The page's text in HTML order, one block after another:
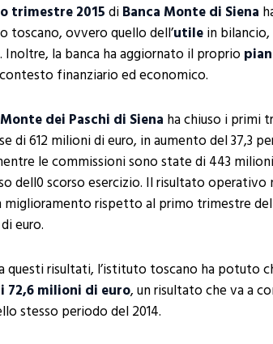
trimestre 2015diBanca Monte di Siena
toscano, ovvero quello dell’utilein
Inoltre, la banca ha aggiornato il proprio
finanziario ed economico.
dei Paschi di Siena ha chiuso i primi
di 612 milioni di euro, in aumento del 37,3
le commissioni sono state di 443
dell0 scorso esercizio. Il risultato
miglioramento rispetto al primo trimestre del
euro.
questi risultati, l’istituto toscano ha potuto
72,6 milioni di euro, un risultato che va a
stesso periodo del 2014.